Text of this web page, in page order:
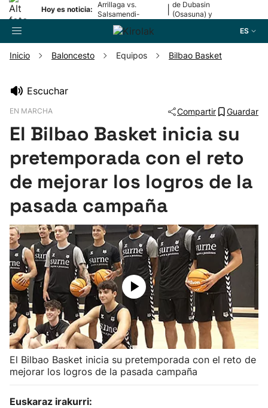
Hoy es noticia:
Arrillaga vs.
Salsamendi-
Bergara y Erasun
vs. Gaminde
de Dubasin
(Osasuna) y
ES
Pelota
Remo
Baloncesto
Ciclismo
Herri-kirolak
Balonmano
Kirolak 360
Atletismo
Inicio Baloncesto Equipos Bilbao Basket
Escuchar
EN MARCHA Compartir Guardar
El Bilbao Basket inicia su
pretemporada con el reto
de mejorar los logros de la
pasada campaña
El Bilbao Basket inicia su pretemporada con el reto de
mejorar los logros de la pasada campaña
Euskaraz irakurri: